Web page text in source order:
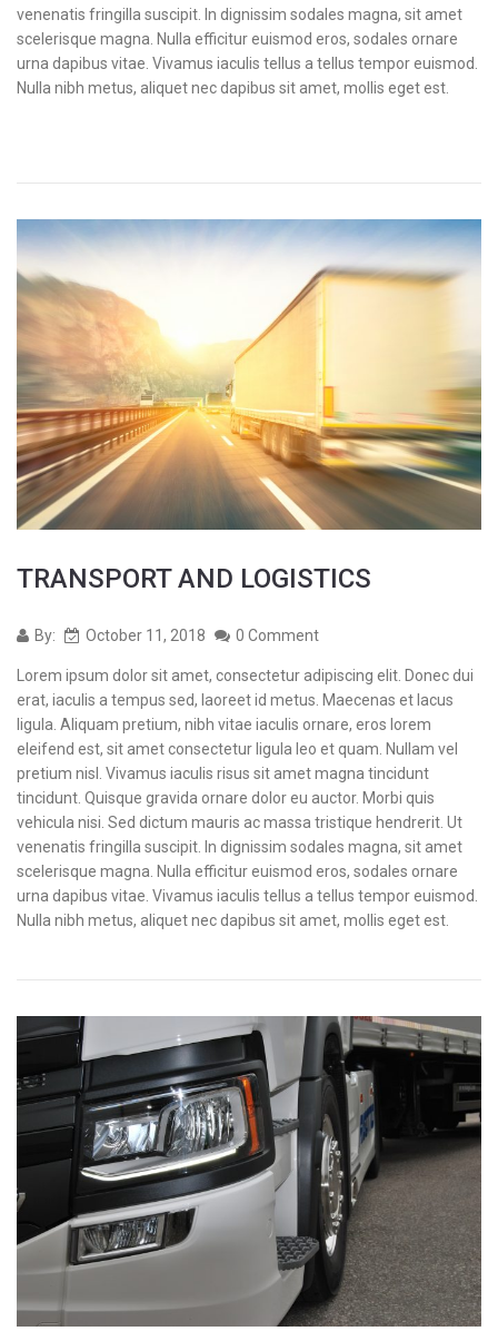
venenatis fringilla suscipit. In dignissim sodales magna, sit amet
scelerisque magna. Nulla efficitur euismod eros, sodales ornare
urna dapibus vitae. Vivamus iaculis tellus a tellus tempor euismod.
Nulla nibh metus, aliquet nec dapibus sit amet, mollis eget est.
TRANSPORT AND LOGISTICS
By: October 11, 2018 0 Comment
Lorem ipsum dolor sit amet, consectetur adipiscing elit. Donec dui
erat, iaculis a tempus sed, laoreet id metus. Maecenas et lacus
ligula. Aliquam pretium, nibh vitae iaculis ornare, eros lorem
eleifend est, sit amet consectetur ligula leo et quam. Nullam vel
pretium nisl. Vivamus iaculis risus sit amet magna tincidunt
tincidunt. Quisque gravida ornare dolor eu auctor. Morbi quis
vehicula nisi. Sed dictum mauris ac massa tristique hendrerit. Ut
venenatis fringilla suscipit. In dignissim sodales magna, sit amet
scelerisque magna. Nulla efficitur euismod eros, sodales ornare
urna dapibus vitae. Vivamus iaculis tellus a tellus tempor euismod.
Nulla nibh metus, aliquet nec dapibus sit amet, mollis eget est.